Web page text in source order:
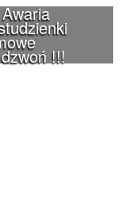
!!!